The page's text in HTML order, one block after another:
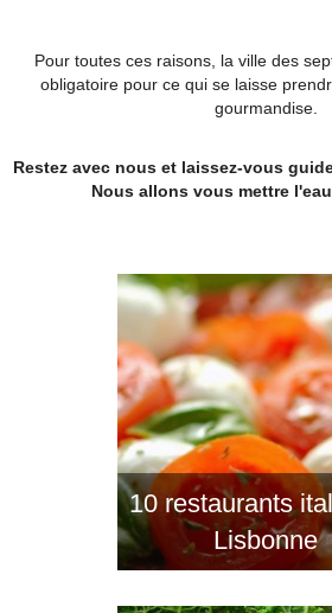
Pour toutes ces raisons, la ville des
obligatoire pour ce qui se laisse
gourmandise.
Restez avec nous et laissez-vous
Nous allons vous mettre
10 restaurants
Lisbonne